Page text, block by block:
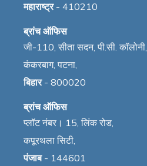
महाराष्ट्र- 410210
ब्रांच ऑफिस
जी-110, सीता सदन, पी.सी. कॉलोनी,
कंकरबाग, पटना,
बिहार- 800020
ब्रांच ऑफिस
प्लॉट नंबर। 15, लिंक रोड,
कपूरथला सिटी,
पंजाब- 144601